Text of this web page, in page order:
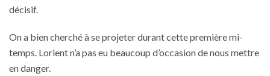
décisif.
On a bien cherché à se projeter durant cette première mi-
temps. Lorient n’a pas eu beaucoup d’occasion de nous mettre
en danger.